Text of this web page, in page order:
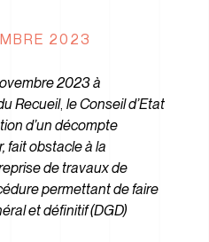
2023
2023 à
Recueil, le Conseil d’Etat
d’un décompte
fait obstacle à la
de travaux de
permettant de faire
et définitif (DGD)